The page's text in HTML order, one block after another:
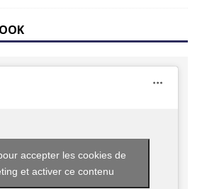
accepter les cookies de
et activer ce contenu